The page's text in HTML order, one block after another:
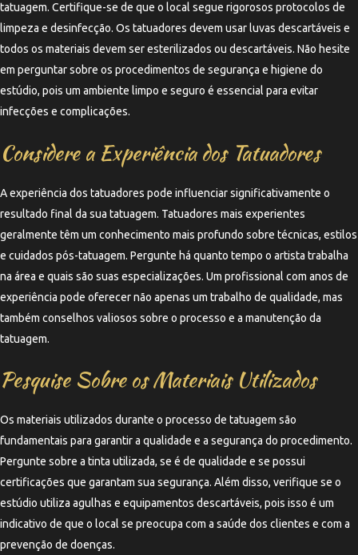
tatuagem. Certifique-se de que o local segue rigorosos protocolos de
limpeza e desinfecção. Os tatuadores devem usar luvas descartáveis e
todos os materiais devem ser esterilizados ou descartáveis. Não hesite
em perguntar sobre os procedimentos de segurança e higiene do
estúdio, pois um ambiente limpo e seguro é essencial para evitar
infecções e complicações.
Considere a Experiência dos Tatuadores
A experiência dos tatuadores pode influenciar significativamente o
resultado final da sua tatuagem. Tatuadores mais experientes
geralmente têm um conhecimento mais profundo sobre técnicas, estilos
e cuidados pós-tatuagem. Pergunte há quanto tempo o artista trabalha
na área e quais são suas especializações. Um profissional com anos de
experiência pode oferecer não apenas um trabalho de qualidade, mas
também conselhos valiosos sobre o processo e a manutenção da
tatuagem.
Pesquise Sobre os Materiais Utilizados
Os materiais utilizados durante o processo de tatuagem são
fundamentais para garantir a qualidade e a segurança do procedimento.
Pergunte sobre a tinta utilizada, se é de qualidade e se possui
certificações que garantam sua segurança. Além disso, verifique se o
estúdio utiliza agulhas e equipamentos descartáveis, pois isso é um
indicativo de que o local se preocupa com a saúde dos clientes e com a
prevenção de doenças.